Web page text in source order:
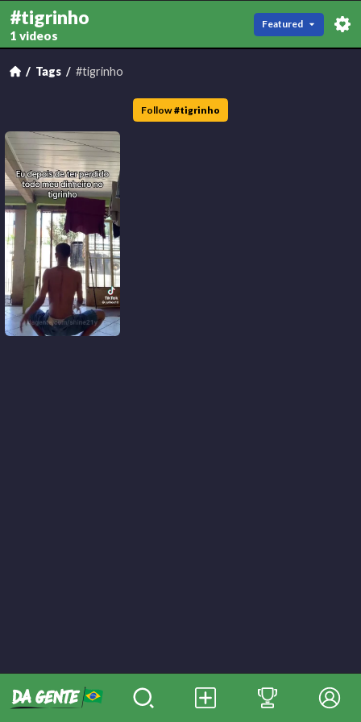
#tigrinho
1 videos
Featured
Tags #tigrinho
Follow #tigrinho